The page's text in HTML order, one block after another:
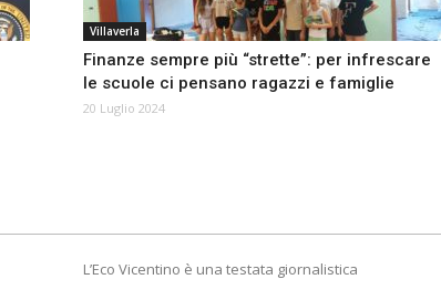
Villaverla
Finanze sempre più “strette”: per infrescare
le scuole ci pensano ragazzi e famiglie
20 Luglio 2024
L’Eco Vicentino è una testata giornalistica